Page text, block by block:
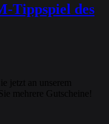
Tippspiel des
jetzt an unserem
mehrere Gutscheine!